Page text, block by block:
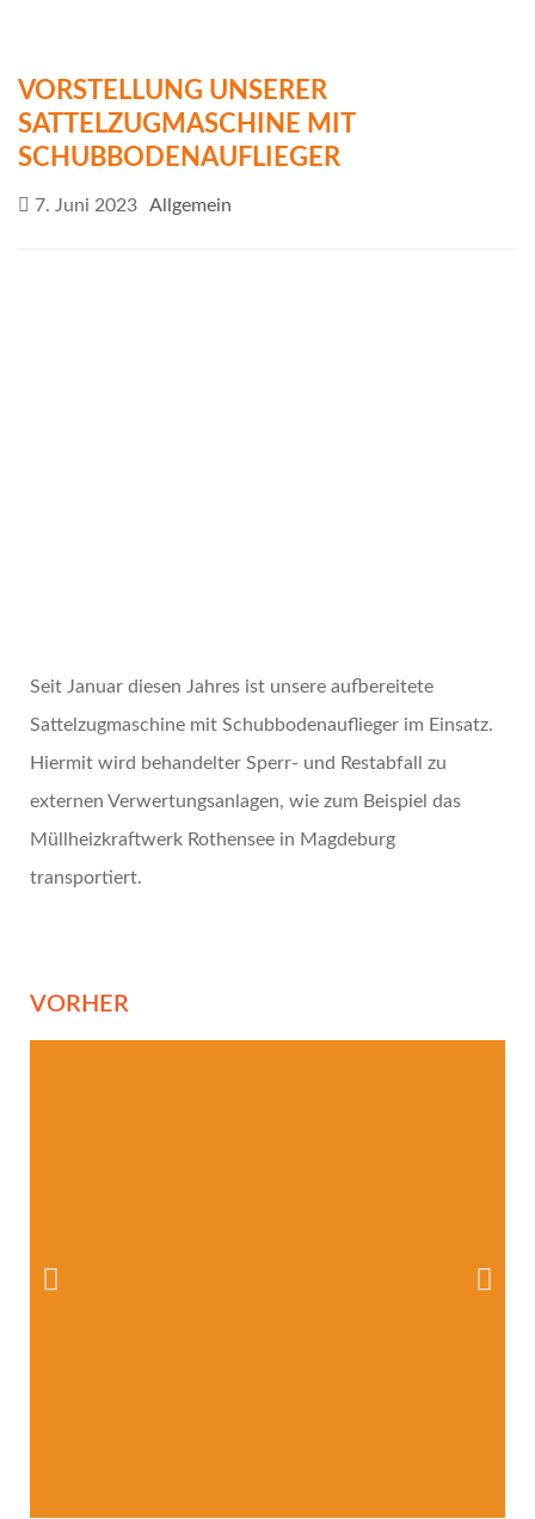
VORSTELLUNG UNSERER
SATTELZUGMASCHINE MIT
SCHUBBODENAUFLIEGER
7. Juni 2023 Allgemein
Seit Januar diesen Jahres ist unsere aufbereitete
Sattelzugmaschine mit Schubbodenauflieger im Einsatz.
Hiermit wird behandelter Sperr- und Restabfall zu
externen Verwertungsanlagen, wie zum Beispiel das
Müllheizkraftwerk Rothensee in Magdeburg
transportiert.
VORHER